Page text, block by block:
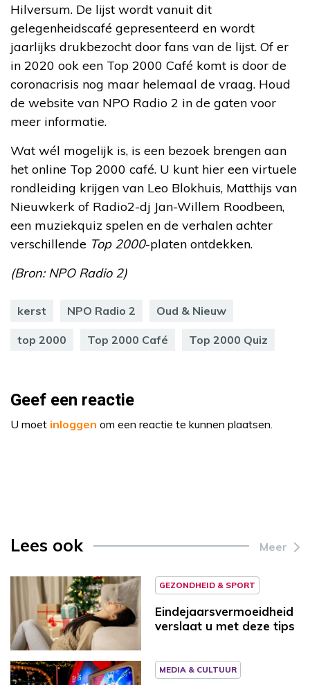
Hilversum. De lijst wordt vanuit dit
gelegenheidscafé gepresenteerd en wordt
jaarlijks drukbezocht door fans van de lijst. Of er
in 2020 ook een Top 2000 Café komt is door de
coronacrisis nog maar helemaal de vraag. Houd
de website van NPO Radio 2 in de gaten voor
meer informatie.
Wat wél mogelijk is, is een bezoek brengen aan
het online Top 2000 café. U kunt hier een virtuele
rondleiding krijgen van Leo Blokhuis, Matthijs van
Nieuwkerk of Radio2-dj Jan-Willem Roodbeen,
een muziekquiz spelen en de verhalen achter
verschillende Top 2000-platen ontdekken.
(Bron: NPO Radio 2)
kerst NPO Radio 2 Oud & Nieuw
top 2000 Top 2000 Café Top 2000 Quiz
Geef een reactie
U moet inloggen om een reactie te kunnen plaatsen.
Lees ook Meer
GEZONDHEID & SPORT
Eindejaarsvermoeidheid
verslaat u met deze tips
MEDIA & CULTUUR